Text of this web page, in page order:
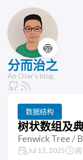
🍥
分而治之
An OIer's blog.
数据结构
树状数组及
Fenwick Tree /
Jul 13, 2025